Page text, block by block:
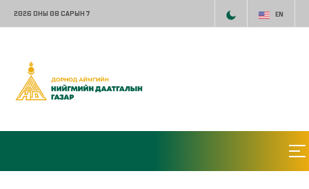
2026 ОНЫ 08 САРЫН 7 EN